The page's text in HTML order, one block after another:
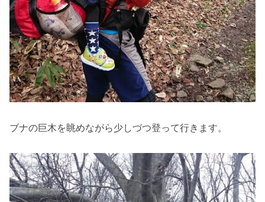
ブナの巨木を眺めながら少しづつ登って行きます。